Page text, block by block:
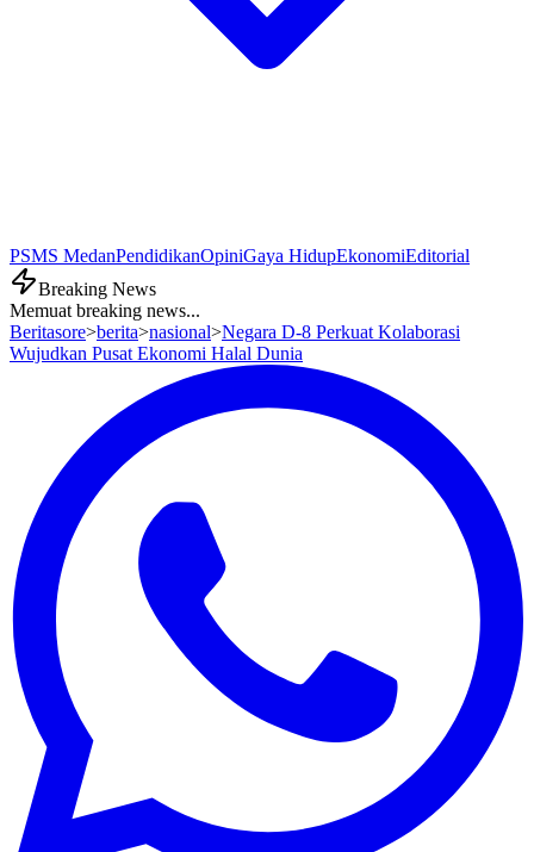
PSMS MedanPendidikanOpiniGaya HidupEkonomiEditorial
Breaking News
Memuat breaking news...
Beritasore>berita>nasional>Negara D-8 Perkuat Kolaborasi
Wujudkan Pusat Ekonomi Halal Dunia